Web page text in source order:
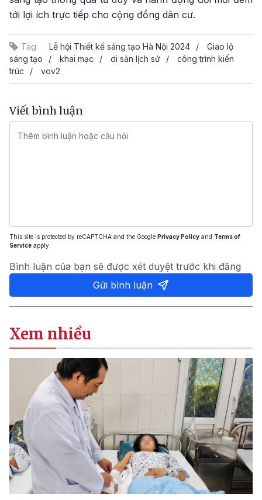
tới lợi ích trực tiếp cho cộng đồng dân cư.
Tag: Lễ hội Thiết kế sáng tạo Hà Nội 2024
Giao lộ
sáng tạo
khai mạc di sản lịch sử
công trình kiến
trúc
vov2
Viết bình luận
This site is protected by reCAPTCHA and the Google Privacy Policy and Terms of
Service apply.
Bình luận của bạn sẽ được xét duyệt trước khi đăng
Gửi bình luận
Xem nhiều